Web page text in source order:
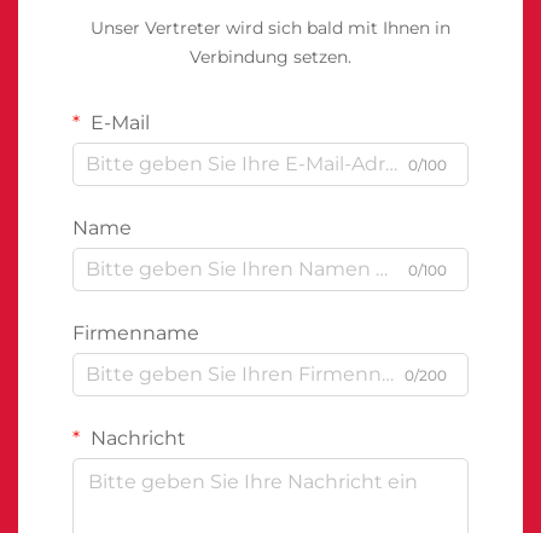
Unser Vertreter wird sich bald mit Ihnen in
Verbindung setzen.
E-Mail
0/100
Name
0/100
Firmenname
0/200
Nachricht